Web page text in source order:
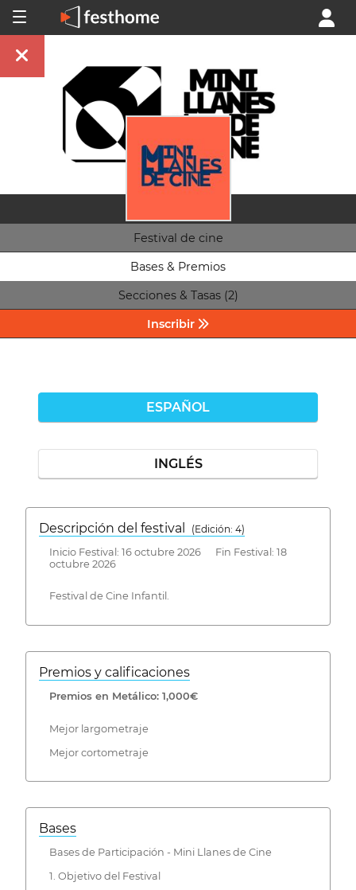
Festival de cine
Bases & Premios
Secciones & Tasas (2)
Inscribir
ESPAÑOL
INGLÉS
Descripción del festival
( Edición: 4)
Inicio Festival: 16 octubre 2026 Fin Festival: 18
octubre 2026
Festival de Cine Infantil.
Premios y calificaciones
Premios en Metálico: 1,000€
Mejor largometraje
Mejor cortometraje
Bases
Bases de Participación - Mini Llanes de Cine
1. Objetivo del Festival